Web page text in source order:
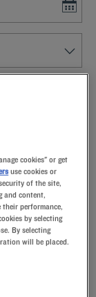
stad van
vanuit
en valois
cookies" or get
use cookies or
of the site,
and content,
performance,
by selecting
By selecting
will be placed.